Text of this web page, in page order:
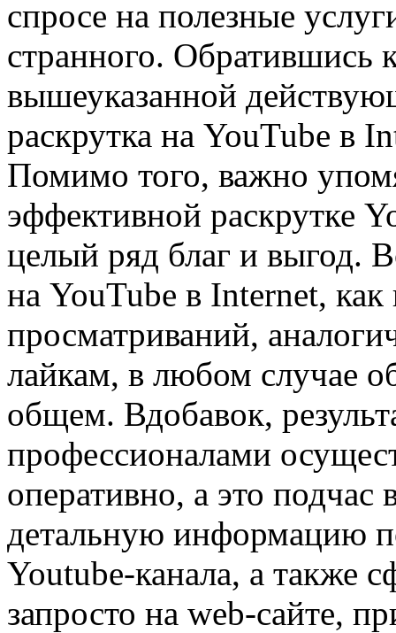
спросе на полезные
странного. Обратившись
вышеуказанной
раскрутка на YouTube в
Помимо того, важно
эффективной раскрутке
целый ряд благ и выгод.
на YouTube в Internet,
просматриваний,
лайкам, в любом случае
общем. Вдобавок,
профессионалами
оперативно, а это подчас
детальную информацию
Youtube-канала, а также
запросто на web-сайте,